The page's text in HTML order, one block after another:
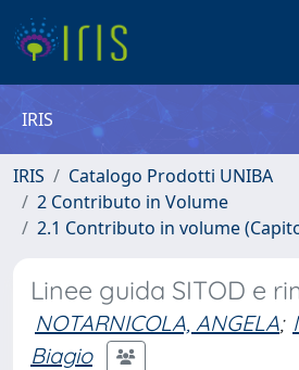
IRIS
IRIS
Catalogo Prodotti UNIBA
2 Contributo in Volume
2.1 Contributo in volume
Linee guida SITOD e
NOTARNICOLA, ANGELA;
Biagio